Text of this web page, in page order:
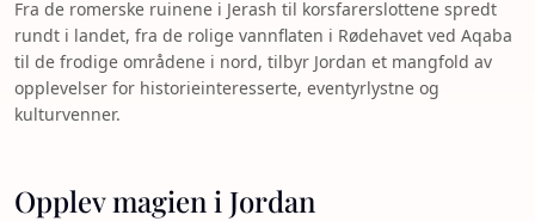
Fra de romerske ruinene i Jerash til korsfarerslottene spredt
rundt i landet, fra de rolige vannflaten i Rødehavet ved Aqaba
til de frodige områdene i nord, tilbyr Jordan et mangfold av
opplevelser for historieinteresserte, eventyrlystne og
kulturvenner.
Opplev magien i Jordan